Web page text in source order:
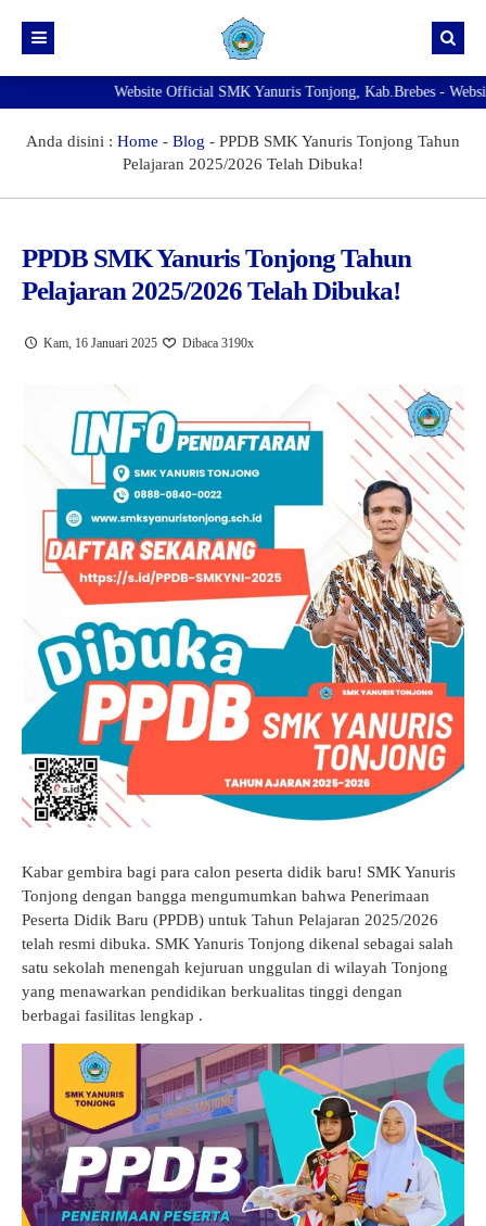
Info Kelulusan
NEW
Exambrowser
Prestasi
Best
Galeri
Ekskul
Direktori
PENGADUAN KDST
GTK
Website Official SMK Yanuris Tonjong, Kab.Brebes - Website ini
Anda disini : Home - Blog - PPDB SMK Yanuris Tonjong Tahun
Pelajaran 2025/2026 Telah Dibuka!
PPDB SMK Yanuris Tonjong Tahun
Pelajaran 2025/2026 Telah Dibuka!
Kam, 16 Januari 2025 Dibaca 3190x
Kabar gembira bagi para calon peserta didik baru! SMK Yanuris
Tonjong dengan bangga mengumumkan bahwa Penerimaan
Peserta Didik Baru (PPDB) untuk Tahun Pelajaran 2025/2026
telah resmi dibuka. SMK Yanuris Tonjong dikenal sebagai salah
satu sekolah menengah kejuruan unggulan di wilayah Tonjong
yang menawarkan pendidikan berkualitas tinggi dengan
berbagai fasilitas lengkap .